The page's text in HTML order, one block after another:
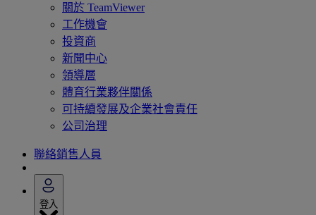
關於 TeamViewer
工作機會
投資商
新聞中心
領導層
體育行業夥伴關係
可持續發展及企業社會責任
公司治理
聯絡銷售人員
登入